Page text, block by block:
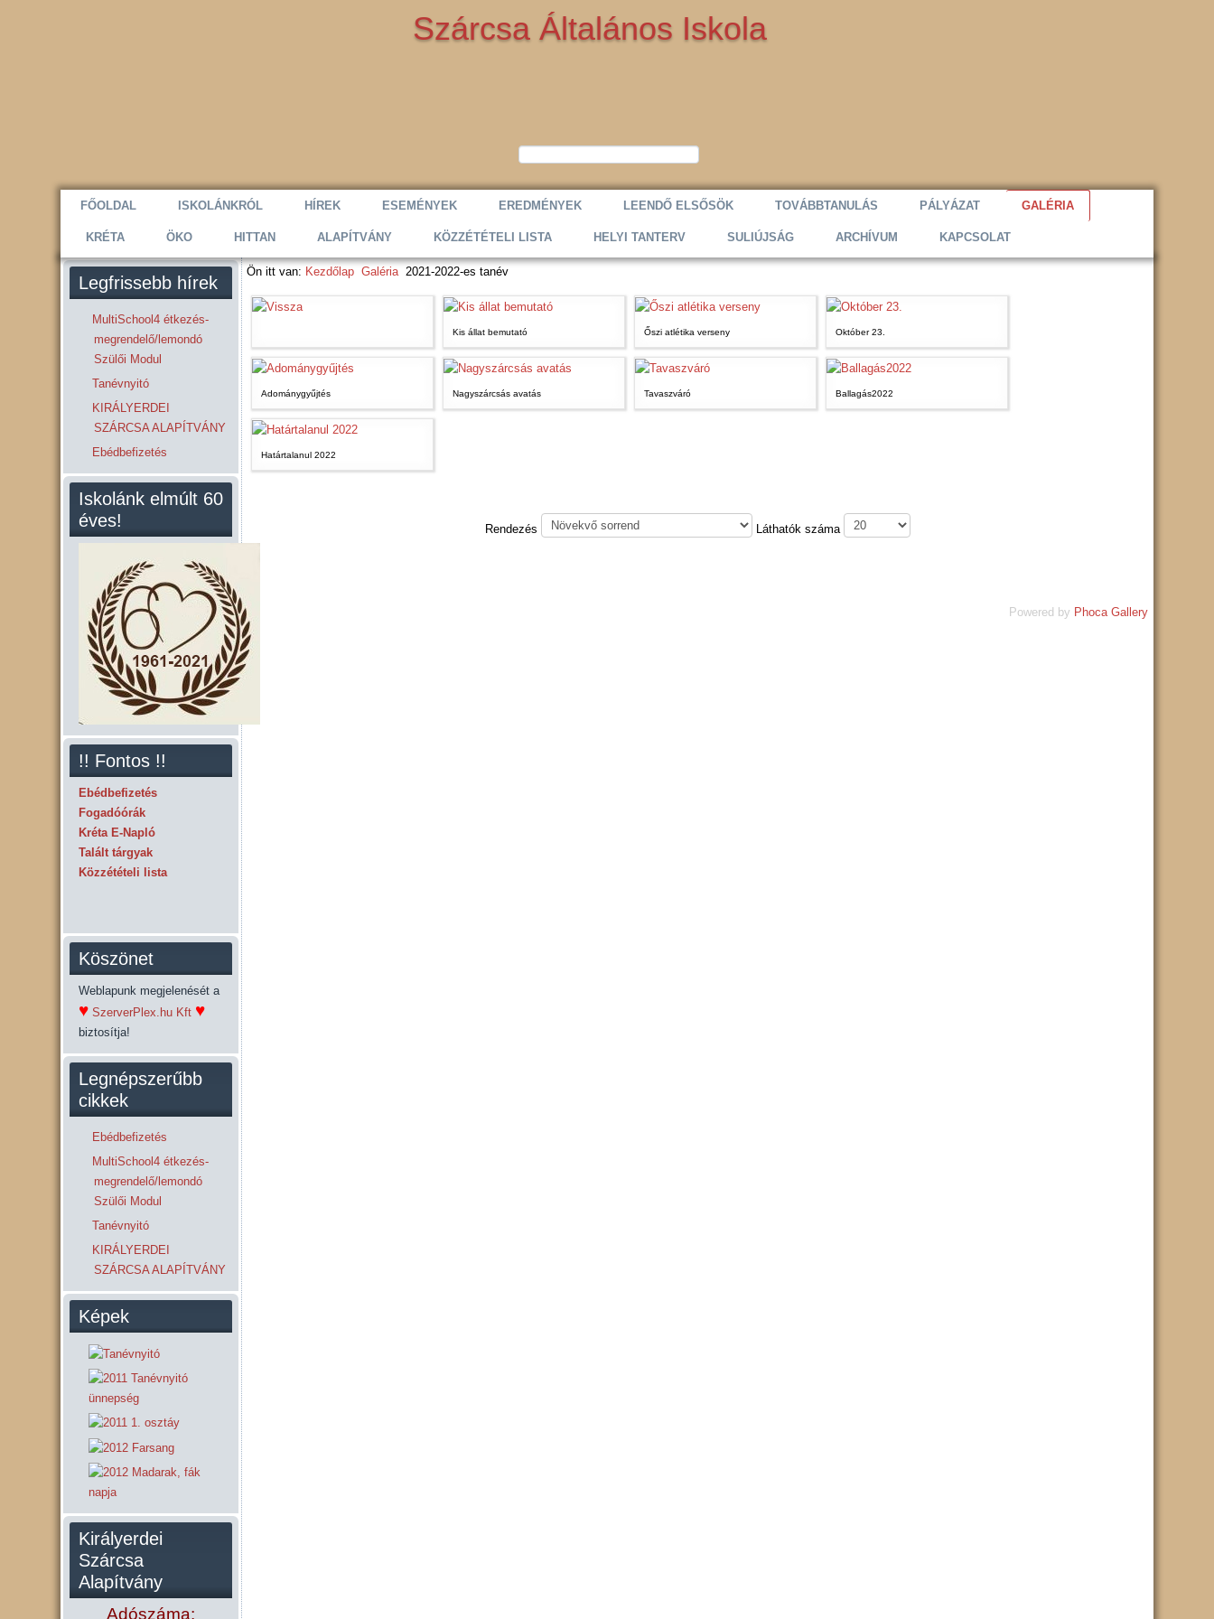
Szárcsa Általános Iskola
FŐOLDAL ISKOLÁNKRÓL HÍREK ESEMÉNYEK EREDMÉNYEK LEENDŐ ELSŐSÖK TOVÁBBTANULÁS PÁLYÁZAT GALÉRIA
KRÉTA ÖKO HITTAN ALAPÍTVÁNY KÖZZÉTÉTELI LISTA HELYI TANTERV SULIÚJSÁG ARCHÍVUM KAPCSOLAT
Legfrissebb hírek
MultiSchool4 étkezés-
megrendelő/lemondó
Szülői Modul
Tanévnyitó
KIRÁLYERDEI
SZÁRCSA ALAPÍTVÁNY
Ebédbefizetés
Iskolánk elmúlt 60
éves!
!! Fontos !!
Ebédbefizetés
Fogadóórák
Kréta E-Napló
Talált tárgyak
Közzétételi lista
Köszönet
Weblapunk megjelenését a
♥ SzerverPlex.hu Kft ♥
biztosítja!
Legnépszerűbb
cikkek
Ebédbefizetés
MultiSchool4 étkezés-
megrendelő/lemondó
Szülői Modul
Tanévnyitó
KIRÁLYERDEI
SZÁRCSA ALAPÍTVÁNY
Képek
Királyerdei
Szárcsa
Alapítvány
Adószáma:
Ön itt van: Kezdőlap Galéria 2021-2022-es tanév
Kis állat bemutató Őszi atlétika verseny Október 23.
Adománygyűjtés Nagyszárcsás avatás Tavaszváró Ballagás2022
Határtalanul 2022
Rendezés Láthatók száma
Powered by Phoca Gallery